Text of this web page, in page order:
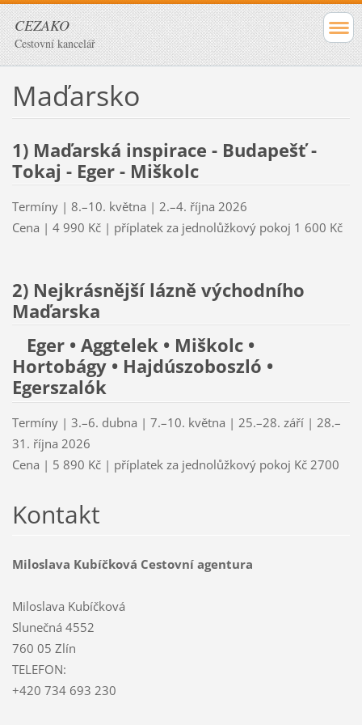
CEZAKO
Cestovní kancelář
Maďarsko
1) Maďarská inspirace - Budapešť -
Tokaj - Eger - Miškolc
Termíny | 8.–10. května | 2.–4. října 2026
Cena | 4 990 Kč | příplatek za jednolůžkový pokoj 1 600 Kč
2) Nejkrásnější lázně východního
Maďarska
Eger • Aggtelek • Miškolc •
Hortobágy • Hajdúszoboszló •
Egerszalók
Termíny | 3.–6. dubna | 7.–10. května | 25.–28. září | 28.–
31. října 2026
Cena | 5 890 Kč | příplatek za jednolůžkový pokoj Kč 2700
Kontakt
Miloslava Kubíčková Cestovní agentura
Miloslava Kubíčková
Slunečná 4552
760 05 Zlín
TELEFON:
+420 734 693 230